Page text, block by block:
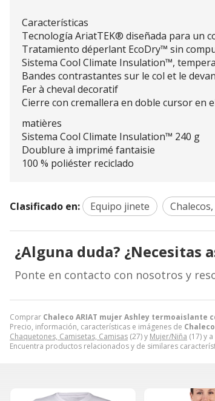
Comprar Chaleco ARIAT mujer Ashley termoaislante
Precio, información, características e imágenes de
Chaquetones, Camisetas, Camisas (27) y Mujer/Niña (17) y
Encuentra productos relacionados y de similares
Características
Tecnología AriatTEK® diseñada para un
Tratamiento déperlant EcoDry™ sin
Sistema Cool Climate Insulation™,
Bandes contrastantes sur le col et le
Fer à cheval decoratif
Cierre con cremallera en doble cursor en
matières
Sistema Cool Climate Insulation™ 240 g
Doublure à imprimé fantaisie
100 % poliéster reciclado
Clasificado en: Equipo jinete
¿Alguna duda? ¿Necesitas
Ponte en contacto con nosotros y